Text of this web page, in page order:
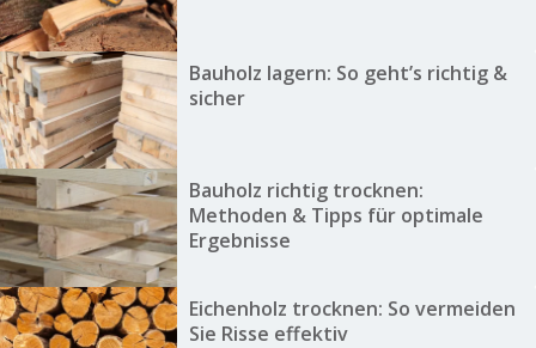
Bauholz lagern: So geht’s richtig &
sicher
Bauholz richtig trocknen:
Methoden & Tipps für optimale
Ergebnisse
Eichenholz trocknen: So vermeiden
Sie Risse effektiv